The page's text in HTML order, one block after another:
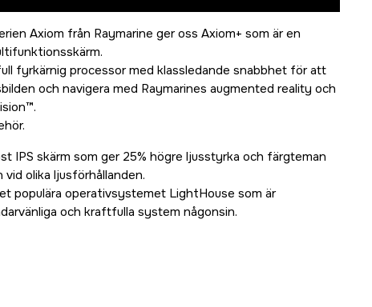
Axiom från Raymarine ger oss Axiom+ som är en
fyrkärnig processor med klassledande snabbhet för att
och navigera med Raymarines augmented reality och
IPS skärm som ger 25% högre ljusstyrka och färgteman
olika ljusförhållanden.
populära operativsystemet LightHouse som är
och kraftfulla system någonsin.